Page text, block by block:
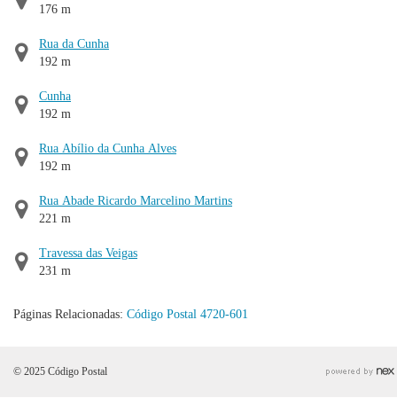
176 m
Rua da Cunha
192 m
Cunha
192 m
Rua Abílio da Cunha Alves
192 m
Rua Abade Ricardo Marcelino Martins
221 m
Travessa das Veigas
231 m
Páginas Relacionadas: Código Postal 4720-601
© 2025 Código Postal